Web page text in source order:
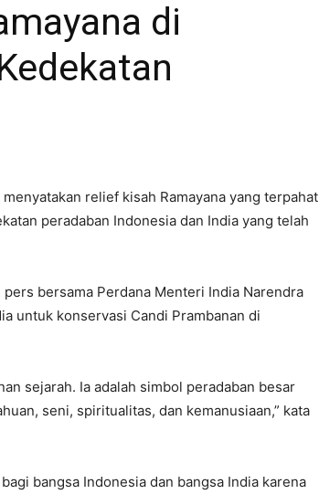
di
relief kisah Ramayana yang terpahat
peradaban Indonesia dan India yang telah
bersama Perdana Menteri India Narendra
untuk konservasi Candi Prambanan di
sejarah. Ia adalah simbol peradaban besar
seni, spiritualitas, dan kemanusiaan,” kata
bangsa Indonesia dan bangsa India karena